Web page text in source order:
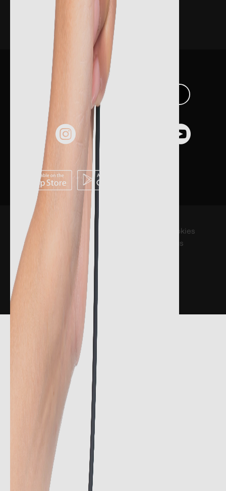
Anmelden
app herunterladen
© 2023 The Styles Outlets
Datenschutzrichtlinie
Hinweis
Cookies
settings